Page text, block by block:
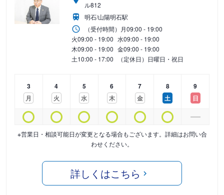
ル812
明石/山陽明石駅
（受付時間） 月09:00 - 19:00
火09:00 - 19:00 水09:00 - 19:00
木09:00 - 19:00 金09:00 - 19:00
土10:00 - 17:00 （定休日）日曜日・祝日
3
月
4
火
5
水
6
木
7
金
8
土
9
日
※営業日・相談可能日が変更となる場合もございます。詳細はお問い合
わせください。
詳しくはこちら